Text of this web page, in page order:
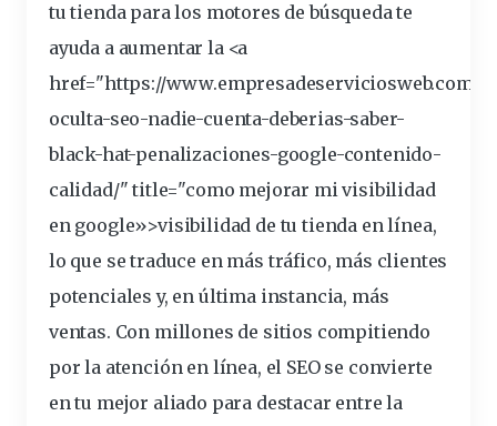
tu tienda para los motores debúsquedate
ayuda a aumentar la <a
href="https://www.empresadeserviciosweb.com/
oculta-seo-nadie-cuenta-deberias-saber-
black-hat-penalizaciones-google-contenido-
calidad/" title="como mejorar mivisibilidad
en google»>visibilidad de tu tienda en línea,
lo que se traduce en más tráfico, más clientes
potenciales y, en última instancia, más
ventas. Con millones de sitios compitiendo
por la atención en línea, el SEO se convierte
en tu mejor aliado para destacar entre la